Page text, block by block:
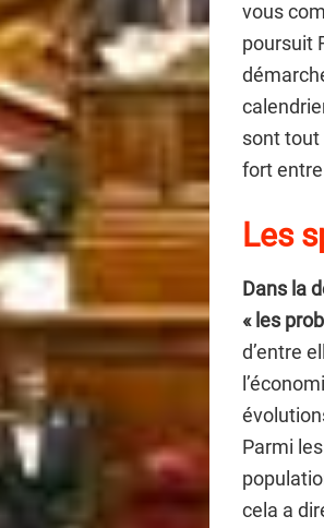
vous
poursuit
sont tout
fort entre
Les
Dans la
« les
d’entre
Parmi
cela a